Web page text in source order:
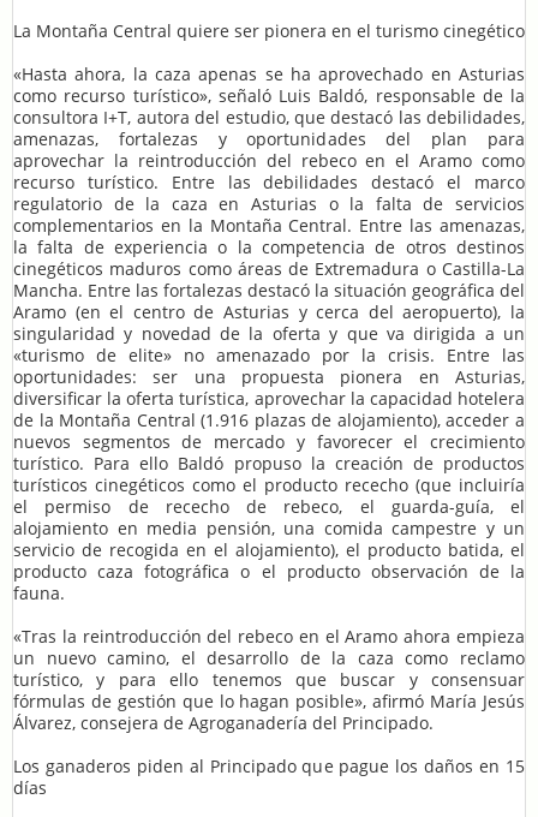
La Montaña Central quiere ser pionera en el turismo cinegético
«Hasta ahora, la caza apenas se ha aprovechado en Asturias
como recurso turístico», señaló Luis Baldó, responsable de la
consultora I+T, autora del estudio, que destacó las debilidades,
amenazas, fortalezas y oportunidades del plan para
aprovechar la reintroducción del rebeco en el Aramo como
recurso turístico. Entre las debilidades destacó el marco
regulatorio de la caza en Asturias o la falta de servicios
complementarios en la Montaña Central. Entre las amenazas,
la falta de experiencia o la competencia de otros destinos
cinegéticos maduros como áreas de Extremadura o Castilla-La
Mancha. Entre las fortalezas destacó la situación geográfica del
Aramo (en el centro de Asturias y cerca del aeropuerto), la
singularidad y novedad de la oferta y que va dirigida a un
«turismo de elite» no amenazado por la crisis. Entre las
oportunidades: ser una propuesta pionera en Asturias,
diversificar la oferta turística, aprovechar la capacidad hotelera
de la Montaña Central (1.916 plazas de alojamiento), acceder a
nuevos segmentos de mercado y favorecer el crecimiento
turístico. Para ello Baldó propuso la creación de productos
turísticos cinegéticos como el producto rececho (que incluiría
el permiso de rececho de rebeco, el guarda-guía, el
alojamiento en media pensión, una comida campestre y un
servicio de recogida en el alojamiento), el producto batida, el
producto caza fotográfica o el producto observación de la
fauna.
«Tras la reintroducción del rebeco en el Aramo ahora empieza
un nuevo camino, el desarrollo de la caza como reclamo
turístico, y para ello tenemos que buscar y consensuar
fórmulas de gestión que lo hagan posible», afirmó María Jesús
Álvarez, consejera de Agroganadería del Principado.
Los ganaderos piden al Principado que pague los daños en 15
días